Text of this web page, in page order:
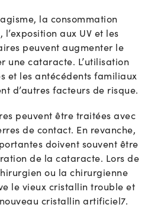
la consommation
l’exposition aux UV et les
peuvent augmenter le
une cataracte. L’utilisation
et les antécédents familiaux
d’autres facteurs de risque.
peuvent être traitées avec
de contact. En revanche,
doivent souvent être
de la cataracte. Lors de
ou la chirurgienne
le vieux cristallin trouble et
cristallin artificiel7.